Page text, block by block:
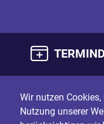
Wir nutzen
Nutzung unserer